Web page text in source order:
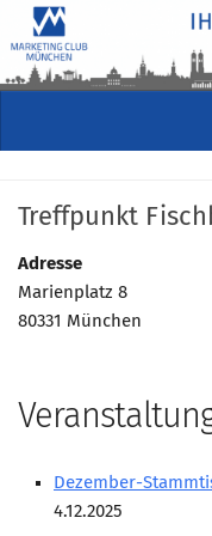
Kommende
Wer wir sind
Treffpunkt
Adresse
Marienplatz 8
80331 München
Dezember-
4.12.2025